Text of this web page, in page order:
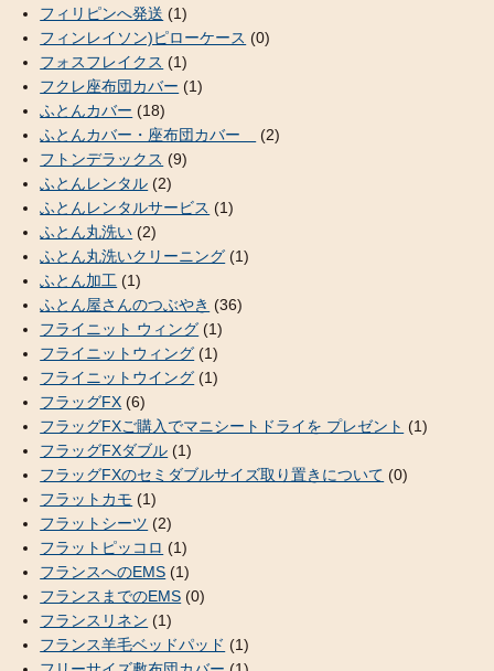
フィリピンへ発送 (1)
フィンレイソン)ピローケース (0)
フォスフレイクス (1)
フクレ座布団カバー (1)
ふとんカバー (18)
ふとんカバー・座布団カバー
(2)
フトンデラックス (9)
ふとんレンタル (2)
ふとんレンタルサービス (1)
ふとん丸洗い (2)
ふとん丸洗いクリーニング (1)
ふとん加工 (1)
ふとん屋さんのつぶやき (36)
フライニット ウィング (1)
フライニットウィング (1)
フライニットウイング (1)
フラッグFX (6)
フラッグFXご購入でマニシートドライを プレゼント (1)
フラッグFXダブル (1)
フラッグFXのセミダブルサイズ取り置きについて (0)
フラットカモ (1)
フラットシーツ (2)
フラットピッコロ (1)
フランスへのEMS (1)
フランスまでのEMS (0)
フランスリネン (1)
フランス羊毛ベッドパッド (1)